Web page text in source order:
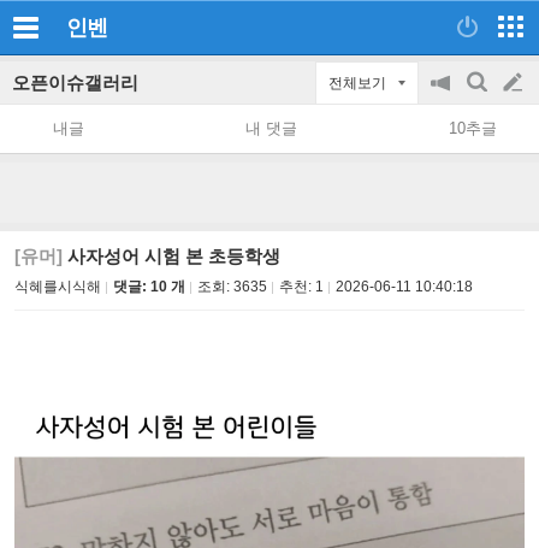
인벤
오픈이슈갤러리 전체보기
공
지
on/off
검
색
글
쓰
내글 내 댓글 10추글
[유머] 사자성어 시험 본 초등학생
식혜를시식해 댓글: 10 개 조회: 3635 추천: 1 2026-06-11 10:40:18